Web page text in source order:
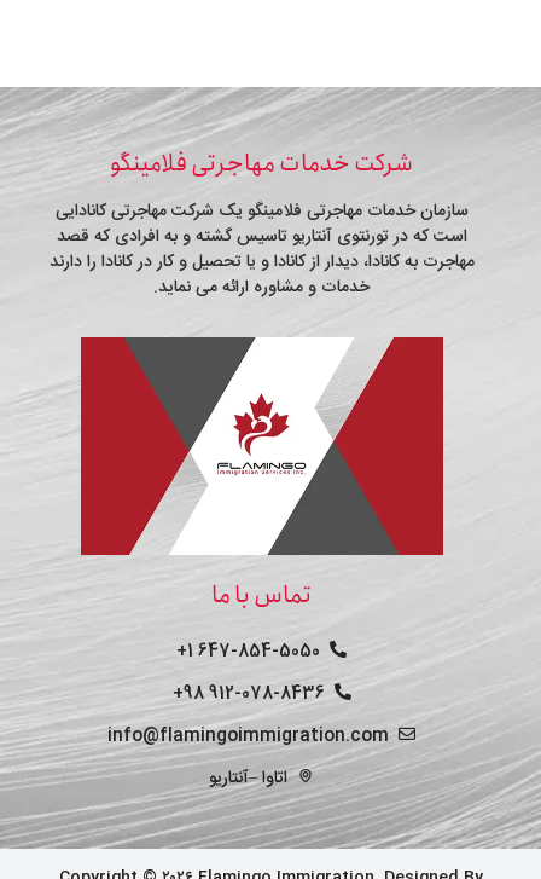
شرکت خدمات مهاجرتی فلامینگو
سازمان خدمات مهاجرتی فلامینگو یک شرکت مهاجرتی کانادایی
است که در تورنتوی آنتاریو تاسیس گشته و به افرادی که قصد
مهاجرت به کانادا، دیدار از کانادا و یا تحصیل و کار در کانادا را دارند
خدمات و مشاوره ارائه می نماید.
تماس با ما
647-854-5050 1+
912-078-8436 98+
info@flamingoimmigration.com
اتاوا –آنتاریو